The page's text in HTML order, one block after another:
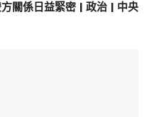
關係日益緊密 | 政治 | 中央